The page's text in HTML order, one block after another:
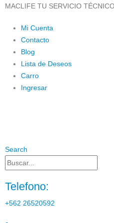
MACLIFE TU SERVICIO
Mi Cuenta
Contacto
Blog
Lista de Deseos
Carro
Ingresar
Search
Telefono:
+562 26520592